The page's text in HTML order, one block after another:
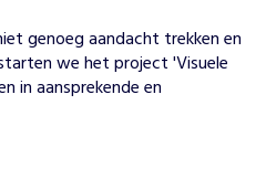
genoeg aandacht trekken en
we het project 'Visuele
in aansprekende en